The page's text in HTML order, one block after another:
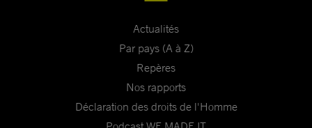
Actualités
Par pays (A à Z)
Repères
Nos rapports
Déclaration des droits de l'Homme